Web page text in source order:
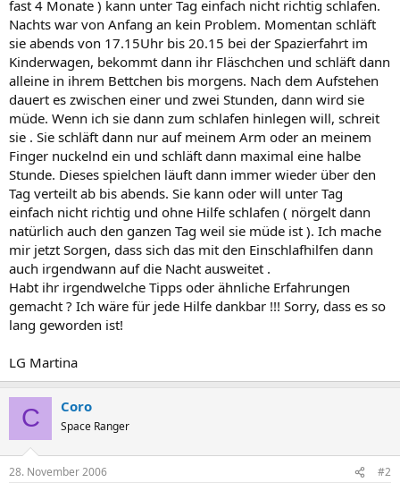
r
fast 4 Monate ) kann unter Tag einfach nicht richtig schlafen.
Nachts war von Anfang an kein Problem. Momentan schläft
sie abends von 17.15Uhr bis 20.15 bei der Spazierfahrt im
Kinderwagen, bekommt dann ihr Fläschchen und schläft dann
alleine in ihrem Bettchen bis morgens. Nach dem Aufstehen
dauert es zwischen einer und zwei Stunden, dann wird sie
müde. Wenn ich sie dann zum schlafen hinlegen will, schreit
sie . Sie schläft dann nur auf meinem Arm oder an meinem
Finger nuckelnd ein und schläft dann maximal eine halbe
Stunde. Dieses spielchen läuft dann immer wieder über den
Tag verteilt ab bis abends. Sie kann oder will unter Tag
einfach nicht richtig und ohne Hilfe schlafen ( nörgelt dann
natürlich auch den ganzen Tag weil sie müde ist ). Ich mache
mir jetzt Sorgen, dass sich das mit den Einschlafhilfen dann
auch irgendwann auf die Nacht ausweitet .
Habt ihr irgendwelche Tipps oder ähnliche Erfahrungen
gemacht ? Ich wäre für jede Hilfe dankbar !!! Sorry, dass es so
lang geworden ist!
LG Martina
C Coro
Space Ranger
28. November 2006 #2